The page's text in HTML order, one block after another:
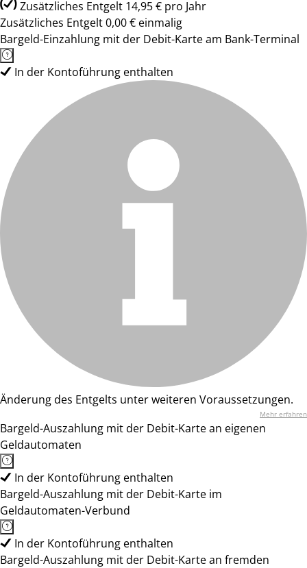
Zusätzliches Entgelt 14,95 € pro Jahr
Zusätzliches Entgelt 0,00 € einmalig
Bargeld-Einzahlung mit der Debit-Karte am Bank-Terminal
In der Kontoführung enthalten
Änderung des Entgelts unter weiteren Voraussetzungen.
Mehr erfahren
Bargeld-Auszahlung mit der Debit-Karte an eigenen
Geldautomaten
In der Kontoführung enthalten
Bargeld-Auszahlung mit der Debit-Karte im
Geldautomaten-Verbund
In der Kontoführung enthalten
Bargeld-Auszahlung mit der Debit-Karte an fremden